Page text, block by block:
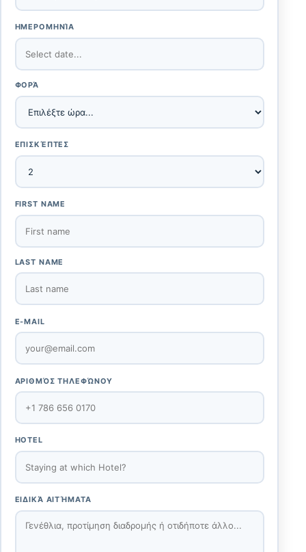
ΗΜΕΡΟΜΗΝΊΑ
ΦΟΡΆ
ΕΠΙΣΚΈΠΤΕΣ
FIRST NAME
LAST NAME
E-MAIL
ΑΡΙΘΜΌΣ ΤΗΛΕΦΏΝΟΥ
HOTEL
ΕΙΔΙΚΆ ΑΙΤΉΜΑΤΑ